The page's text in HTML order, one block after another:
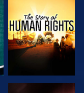
GUARDA